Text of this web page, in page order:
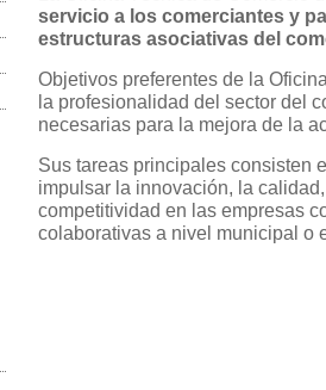
servicio a los comerciantes y
estructuras asociativas del
Objetivos preferentes de la
la profesionalidad del sector del
necesarias para la mejora de la
Sus tareas principales consisten
impulsar la innovación, la
competitividad en las empresas
colaborativas a nivel municipal o